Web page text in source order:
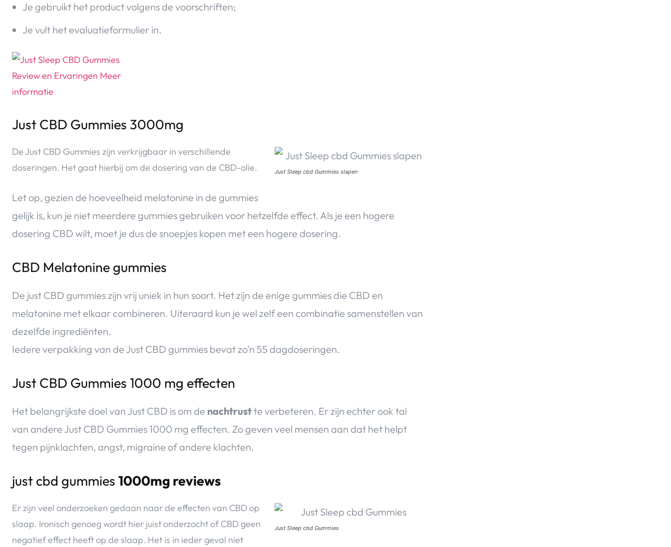
Je gebruikt het product volgens de voorschriften;
Je vult het evaluatieformulier in.
Just CBD Gummies 3000mg
Just Sleep cbd Gummies slapen
De Just CBD Gummies zijn verkrijgbaar in verschillende
doseringen. Het gaat hierbij om de dosering van de CBD-olie.
Let op, gezien de hoeveelheid melatonine in de gummies
gelijk is, kun je niet meerdere gummies gebruiken voor hetzelfde effect. Als je een hogere
dosering CBD wilt, moet je dus de snoepjes kopen met een hogere dosering.
CBD Melatonine gummies
De just CBD gummies zijn vrij uniek in hun soort. Het zijn de enige gummies die CBD en
melatonine met elkaar combineren. Uiteraard kun je wel zelf een combinatie samenstellen van
dezelfde ingrediënten.
Iedere verpakking van de Just CBD gummies bevat zo’n 55 dagdoseringen.
Just CBD Gummies 1000 mg effecten
Het belangrijkste doel van Just CBD is om de nachtrustte verbeteren. Er zijn echter ook tal
van andere Just CBD Gummies 1000 mg effecten. Zo geven veel mensen aan dat het helpt
tegen pijnklachten, angst, migraine of andere klachten.
just cbd gummies 1000mg reviews
Just Sleep cbd Gummies
Er zijn veel onderzoeken gedaan naar de effecten van CBD op
slaap. Ironisch genoeg wordt hier juist onderzocht of CBD geen
negatief effect heeft op de slaap. Het is in ieder geval niet